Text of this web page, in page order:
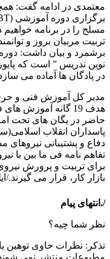
معتمدی در ادامه گفت:
مسلح را در برنامه
تربیت مربیان بروز و
نوین تدریس ” است که
در پادگان ها آماده می
مدیر کل آموزش فنی و
هدف 19 گانه
حاضر در یگان های تحت
پاسداران انقلاب
دفاع و پشتیبانی
تفاهم نامه فی ما بین با
برای تربیت و پرورش نیروی
بازار کار، قرار می گیرند./
/.انتهای پیام
نظر شما چیه؟
تذكر: نظرات حاوی توهين
مطبوعات منتشر نمی